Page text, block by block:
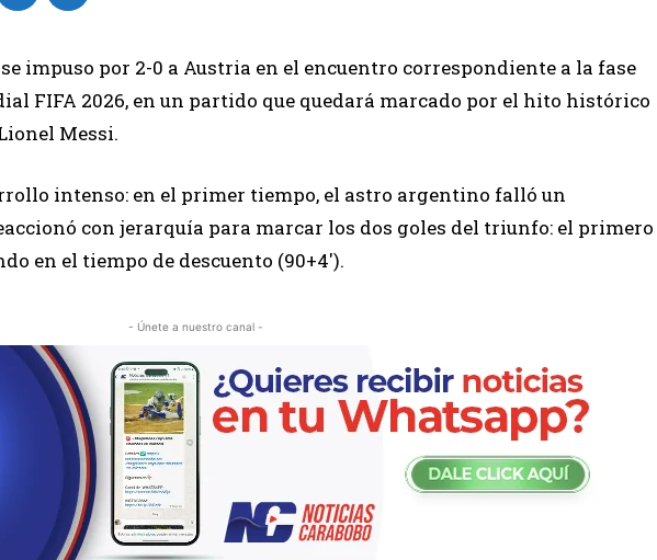
impuso por 2-0 a Austria en el encuentro correspondiente a la fase
FIFA 2026, en un partido que quedará marcado por el hito histórico
Messi.
intenso: en el primer tiempo, el astro argentino falló un
con jerarquía para marcar los dos goles del triunfo: el primero
en el tiempo de descuento (90+4′).
- Únete a nuestro canal -